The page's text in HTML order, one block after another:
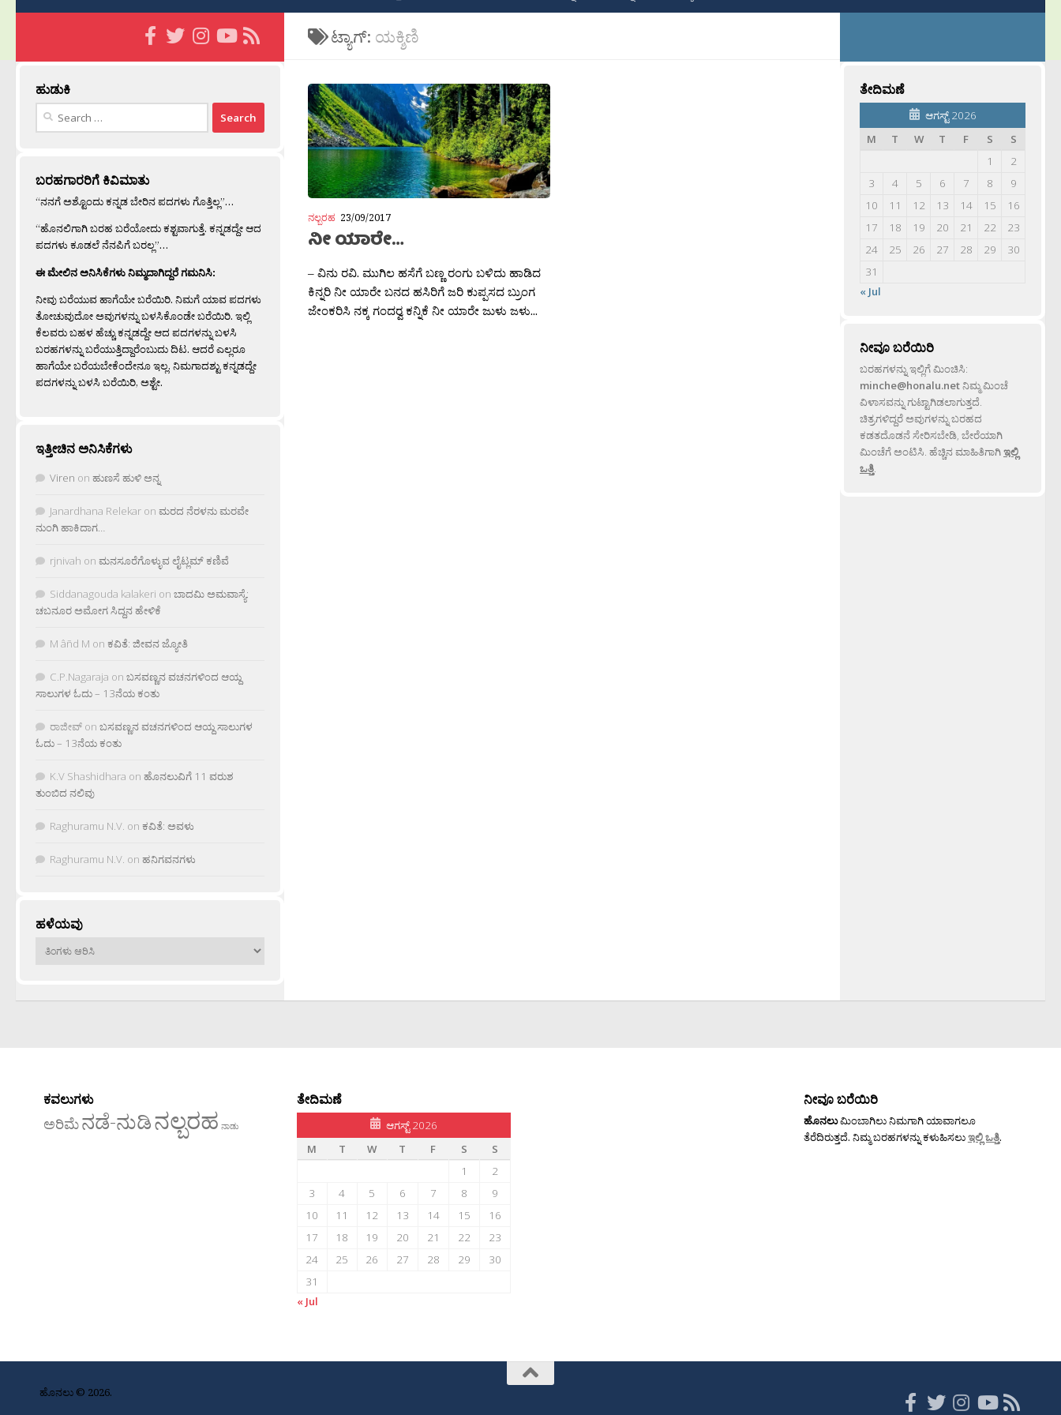
ಟ್ಯಾಗ್: ಯಕ್ಶಿಣಿ
ನಲ್ಬರಹ 23/09/2017
ನೀ ಯಾರೇ…
– ವಿನು ರವಿ. ಮುಗಿಲ ಹಸೆಗೆ ಬಣ್ಣ ರಂಗು ಬಳಿದು ಹಾಡಿದ
ಕಿನ್ನರಿ ನೀ ಯಾರೇ ಬನದ ಹಸಿರಿಗೆ ಜರಿ ಕುಪ್ಪಸದ ಬ್ರುಂಗ
ಜೇಂಕರಿಸಿ ನಕ್ಕ ಗಂದರ‍್ವ ಕನ್ನಿಕೆ ನೀ ಯಾರೇ ಜುಳು ಜಳು...
ಹುಡುಕಿ
Search
ಬರಹಗಾರರಿಗೆ ಕಿವಿಮಾತು
“ನನಗೆ ಅಶ್ಟೊಂದು ಕನ್ನಡ ಬೇರಿನ ಪದಗಳು ಗೊತ್ತಿಲ್ಲ”…
“ಹೊನಲಿಗಾಗಿ ಬರಹ ಬರೆಯೋದು ಕಶ್ಟವಾಗುತ್ತೆ. ಕನ್ನಡದ್ದೇ ಆದ
ಪದಗಳು ಕೂಡಲೆ ನೆನಪಿಗೆ ಬರಲ್ಲ”…
ಈ ಮೇಲಿನ ಅನಿಸಿಕೆಗಳು ನಿಮ್ಮದಾಗಿದ್ದರೆ ಗಮನಿಸಿ:
ನೀವು ಬರೆಯುವ ಹಾಗೆಯೇ ಬರೆಯಿರಿ. ನಿಮಗೆ ಯಾವ ಪದಗಳು
ತೋಚುವುದೋ ಅವುಗಳನ್ನು ಬಳಸಿಕೊಂಡೇ ಬರೆಯಿರಿ. ಇಲ್ಲಿ
ಕೆಲವರು ಬಹಳ ಹೆಚ್ಚು ಕನ್ನಡದ್ದೇ ಆದ ಪದಗಳನ್ನು ಬಳಸಿ
ಬರಹಗಳನ್ನು ಬರೆಯುತ್ತಿದ್ದಾರೆಂಬುದು ದಿಟ. ಆದರೆ ಎಲ್ಲರೂ
ಹಾಗೆಯೇ ಬರೆಯಬೇಕೆಂದೇನೂ ಇಲ್ಲ. ನಿಮಗಾದಶ್ಟು ಕನ್ನಡದ್ದೇ
ಪದಗಳನ್ನು ಬಳಸಿ ಬರೆಯಿರಿ, ಅಶ್ಟೇ.
ಇತ್ತೀಚಿನ ಅನಿಸಿಕೆಗಳು
Viren on ಹುಣಸೆ ಹುಳಿ ಅನ್ನ
Janardhana Relekar on ಮರದ ನೆರಳನು ಮರವೇ
ನುಂಗಿ ಹಾಕಿದಾಗ…
rjnivah on ಮನಸೂರೆಗೊಳ್ಳುವ ಲೈಟ್ಲಮ್ ಕಣಿವೆ
Siddanagouda kalakeri on ಬಾದಮಿ ಅಮವಾಸ್ಯೆ:
ಚಬನೂರ ಅಮೋಗ ಸಿದ್ದನ ಹೇಳಿಕೆ
M âñd M on ಕವಿತೆ: ಜೀವನ ಜ್ಯೋತಿ
C.P.Nagaraja on ಬಸವಣ್ಣನ ವಚನಗಳಿಂದ ಆಯ್ದ
ಸಾಲುಗಳ ಓದು – 13ನೆಯ ಕಂತು
ರಾಜೀವ್ on ಬಸವಣ್ಣನ ವಚನಗಳಿಂದ ಆಯ್ದ ಸಾಲುಗಳ
ಓದು – 13ನೆಯ ಕಂತು
K.V Shashidhara on ಹೊನಲುವಿಗೆ 11 ವರುಶ
ತುಂಬಿದ ನಲಿವು
Raghuramu N.V. on ಕವಿತೆ: ಅವಳು
Raghuramu N.V. on ಹನಿಗವನಗಳು
ಹಳೆಯವು
ಹಳೆಯವು
ತೇದಿಮಣೆ
ಆಗಸ್ಟ್ 2026
M
T W T F S
S
1
2
3
4 5 6 7 8
9
10
11 12 13 14 15
16
17
18 19 20 21 22
23
24
25 26 27 28 29
30
31
« Jul
ನೀವೂ ಬರೆಯಿರಿ
ಬರಹಗಳನ್ನು ಇಲ್ಲಿಗೆ ಮಿಂಚಿಸಿ:
minche@honalu.netನಿಮ್ಮ ಮಿಂಚೆ
ವಿಳಾಸವನ್ನು ಗುಟ್ಟಾಗಿಡಲಾಗುತ್ತದೆ.
ಚಿತ್ರಗಳಿದ್ದರೆ ಅವುಗಳನ್ನು ಬರಹದ
ಕಡತದೊಡನೆ ಸೇರಿಸಬೇಡಿ, ಬೇರೆಯಾಗಿ
ಮಿಂಚೆಗೆ ಅಂಟಿಸಿ. ಹೆಚ್ಚಿನ ಮಾಹಿತಿಗಾಗಿಇಲ್ಲಿ
ಒತ್ತಿ.
ಕವಲುಗಳು
ಅರಿಮೆನಡೆ-ನುಡಿನಲ್ಬರಹ ನಾಡು
ತೇದಿಮಣೆ
ಆಗಸ್ಟ್ 2026
M
T W T F S
S
1
2
3
4 5 6 7 8
9
10
11 12 13 14 15
16
17
18 19 20 21 22
23
24
25 26 27 28 29
30
31
« Jul
ನೀವೂ ಬರೆಯಿರಿ
ಹೊನಲುಮಿಂಬಾಗಿಲು ನಿಮಗಾಗಿ ಯಾವಾಗಲೂ
ತೆರೆದಿರುತ್ತದೆ. ನಿಮ್ಮ ಬರಹಗಳನ್ನು ಕಳುಹಿಸಲುಇಲ್ಲಿ ಒತ್ತಿ.
ಹೊನಲು © 2026.